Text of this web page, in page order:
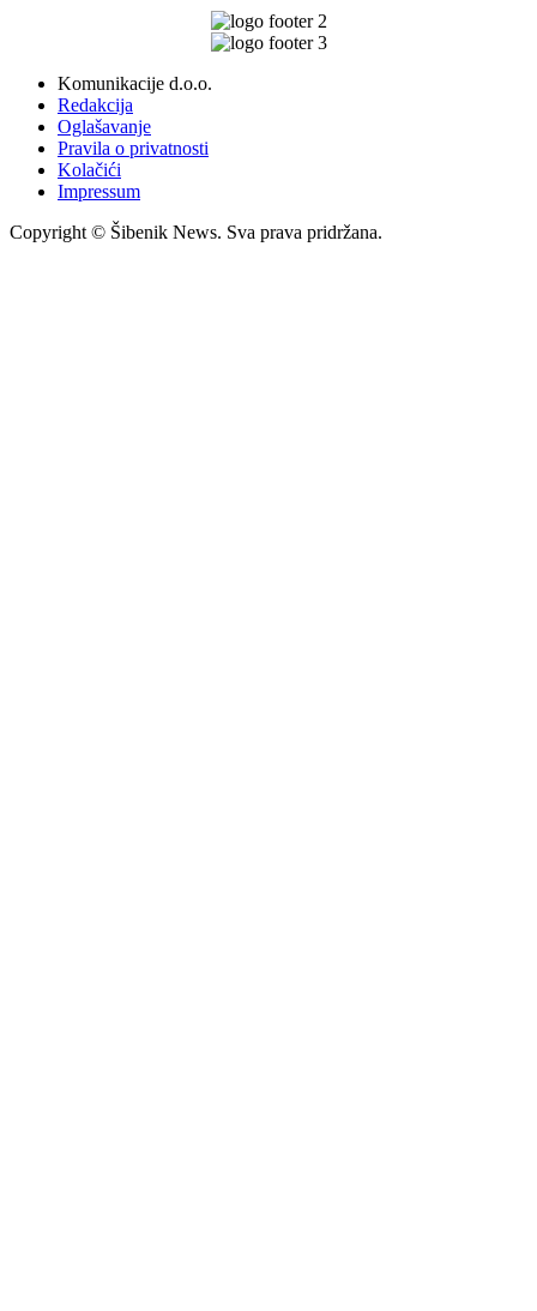
Komunikacije d.o.o.
Redakcija
Oglašavanje
Pravila o privatnosti
Kolačići
Impressum
Copyright © Šibenik News. Sva prava pridržana.